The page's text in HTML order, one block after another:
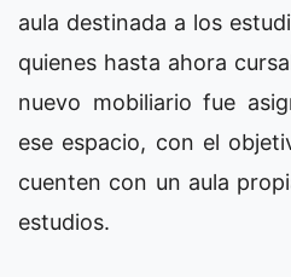
aula destinada a los
quienes hasta ahora
nuevo mobiliario fue
ese espacio, con el
cuenten con un aula
estudios.